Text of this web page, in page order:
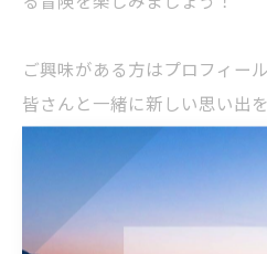
ご興味がある方はプロフィー
皆さんと一緒に新しい思い出
#五島列島
#登山初心者